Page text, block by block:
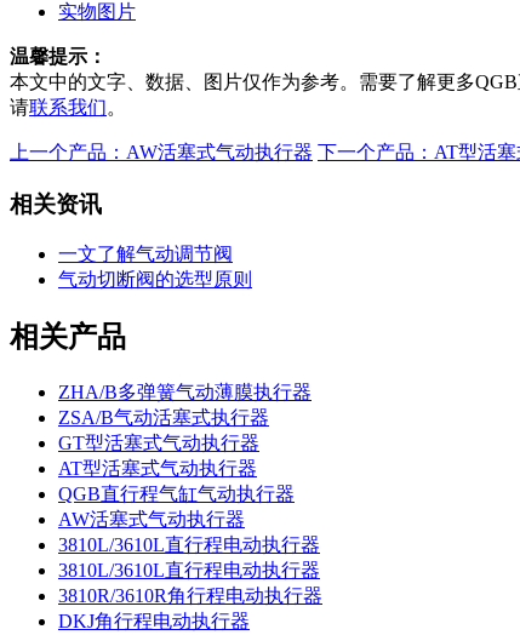
实物图片
温馨提示：
本文中的文字、数据、图片仅作为参考。需要了解更多
请联系我们。
上一个产品：AW活塞式气动执行器 下一个产品：AT型活
相关资讯
一文了解气动调节阀
气动切断阀的选型原则
相关产品
ZHA/B多弹簧气动薄膜执行器
ZSA/B气动活塞式执行器
GT型活塞式气动执行器
AT型活塞式气动执行器
QGB直行程气缸气动执行器
AW活塞式气动执行器
3810L/3610L直行程电动执行器
3810L/3610L直行程电动执行器
3810R/3610R角行程电动执行器
DKJ角行程电动执行器